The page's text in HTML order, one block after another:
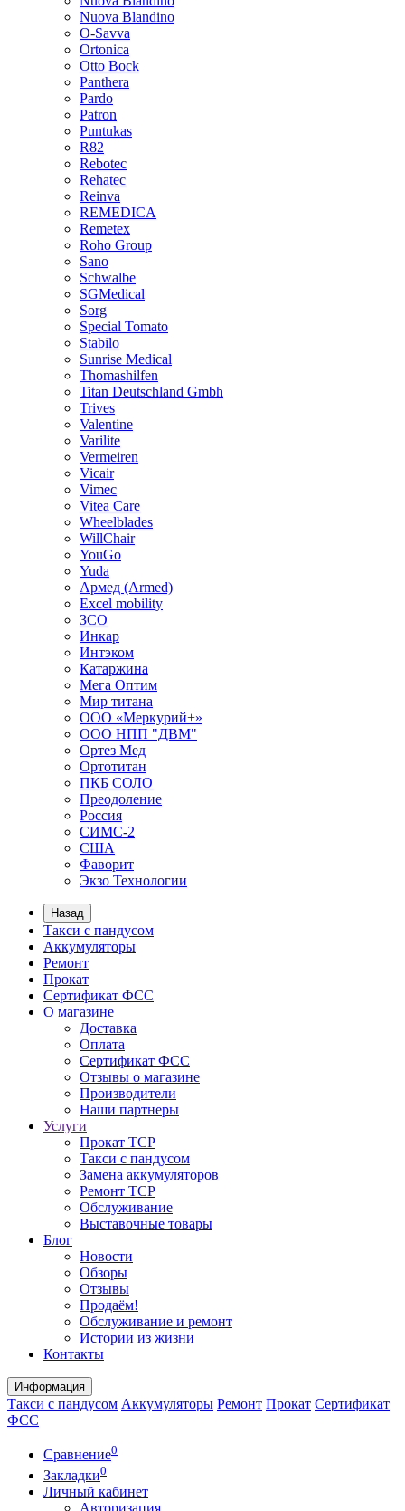
Nuova Blandino
O-Savva
Ortonica
Otto Bock
Panthera
Pardo
Patron
Puntukas
R82
Rebotec
Rehatec
Reinva
REMEDICA
Remetex
Roho Group
Sano
Schwalbe
SGMedical
Sorg
Special Tomato
Stabilo
Sunrise Medical
Thomashilfen
Titan Deutschland Gmbh
Trives
Valentine
Varilite
Vermeiren
Vicair
Vimec
Vitea Care
Wheelblades
WillChair
YouGo
Yuda
Армед (Armed)
Еxcel mobility
ЗСО
Инкар
Интэком
Катаржина
Мега Оптим
Мир титана
ООО «Меркурий+»
ООО НПП "ДВМ"
Ортез Мед
Ортотитан
ПКБ СОЛО
Преодоление
Россия
СИМС-2
США
Фаворит
Экзо Технологии
Назад
Такси с пандусом
Аккумуляторы
Ремонт
Прокат
Сертификат ФСС
О магазине
Доставка
Оплата
Сертификат ФСС
Отзывы о магазине
Производители
Наши партнеры
Услуги
Прокат ТСР
Такси с пандусом
Замена аккумуляторов
Ремонт ТСР
Обслуживание
Выставочные товары
Блог
Новости
Обзоры
Отзывы
Продаём!
Обслуживание и ремонт
Истории из жизни
Контакты
Информация
Такси с пандусом Аккумуляторы Ремонт Прокат Сертификат
ФСС
Сравнение0
Закладки0
Личный кабинет
Авторизация